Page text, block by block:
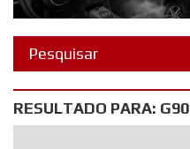
RESULTADO PARA: G90